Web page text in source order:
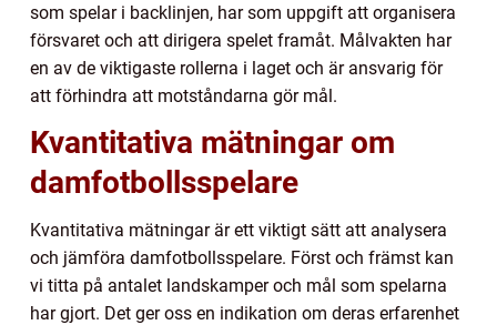
som spelar i backlinjen, har som uppgift att organisera
försvaret och att dirigera spelet framåt. Målvakten har
en av de viktigaste rollerna i laget och är ansvarig för
att förhindra att motståndarna gör mål.
Kvantitativa mätningar om
damfotbollsspelare
Kvantitativa mätningar är ett viktigt sätt att analysera
och jämföra damfotbollsspelare. Först och främst kan
vi titta på antalet landskamper och mål som spelarna
har gjort. Det ger oss en indikation om deras erfarenhet